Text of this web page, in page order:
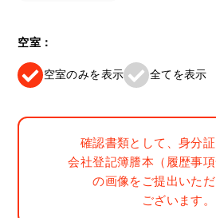
空室：
空室のみを表示 全てを表示
確認書類として、身分
会社登記簿謄本（履歴事項
の画像をご提出いた
ございます。